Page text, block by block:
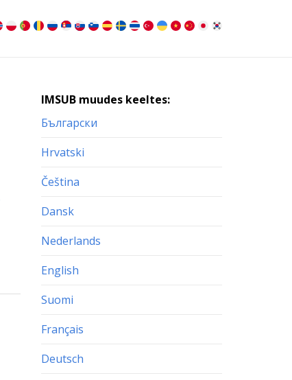
IMSUB muudes keeltes:
Български
Hrvatski
Čeština
Dansk
Nederlands
English
Suomi
Français
Deutsch